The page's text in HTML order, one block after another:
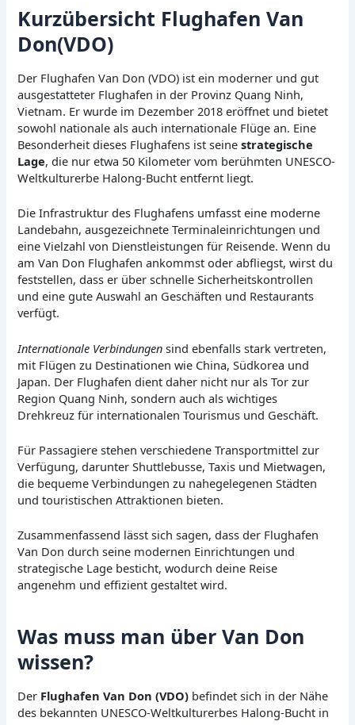
Kurzübersicht Flughafen Van
Don(VDO)
Der Flughafen Van Don (VDO) ist ein moderner und gut
ausgestatteter Flughafen in der Provinz Quang Ninh,
Vietnam. Er wurde im Dezember 2018 eröffnet und bietet
sowohl nationale als auch internationale Flüge an. Eine
Besonderheit dieses Flughafens ist seinestrategische
Lage, die nur etwa 50 Kilometer vom berühmten UNESCO-
Weltkulturerbe Halong-Bucht entfernt liegt.
Die Infrastruktur des Flughafens umfasst eine moderne
Landebahn, ausgezeichnete Terminaleinrichtungen und
eine Vielzahl von Dienstleistungen für Reisende. Wenn du
am Van Don Flughafen ankommst oder abfliegst, wirst du
feststellen, dass er über schnelle Sicherheitskontrollen
und eine gute Auswahl an Geschäften und Restaurants
verfügt.
Internationale Verbindungen sind ebenfalls stark vertreten,
mit Flügen zu Destinationen wie China, Südkorea und
Japan. Der Flughafen dient daher nicht nur als Tor zur
Region Quang Ninh, sondern auch als wichtiges
Drehkreuz für internationalen Tourismus und Geschäft.
Für Passagiere stehen verschiedene Transportmittel zur
Verfügung, darunter Shuttlebusse, Taxis und Mietwagen,
die bequeme Verbindungen zu nahegelegenen Städten
und touristischen Attraktionen bieten.
Zusammenfassend lässt sich sagen, dass der Flughafen
Van Don durch seine modernen Einrichtungen und
strategische Lage besticht, wodurch deine Reise
angenehm und effizient gestaltet wird.
Was muss man über Van Don
wissen?
Der Flughafen Van Don (VDO) befindet sich in der Nähe
des bekannten UNESCO-Weltkulturerbes Halong-Bucht in